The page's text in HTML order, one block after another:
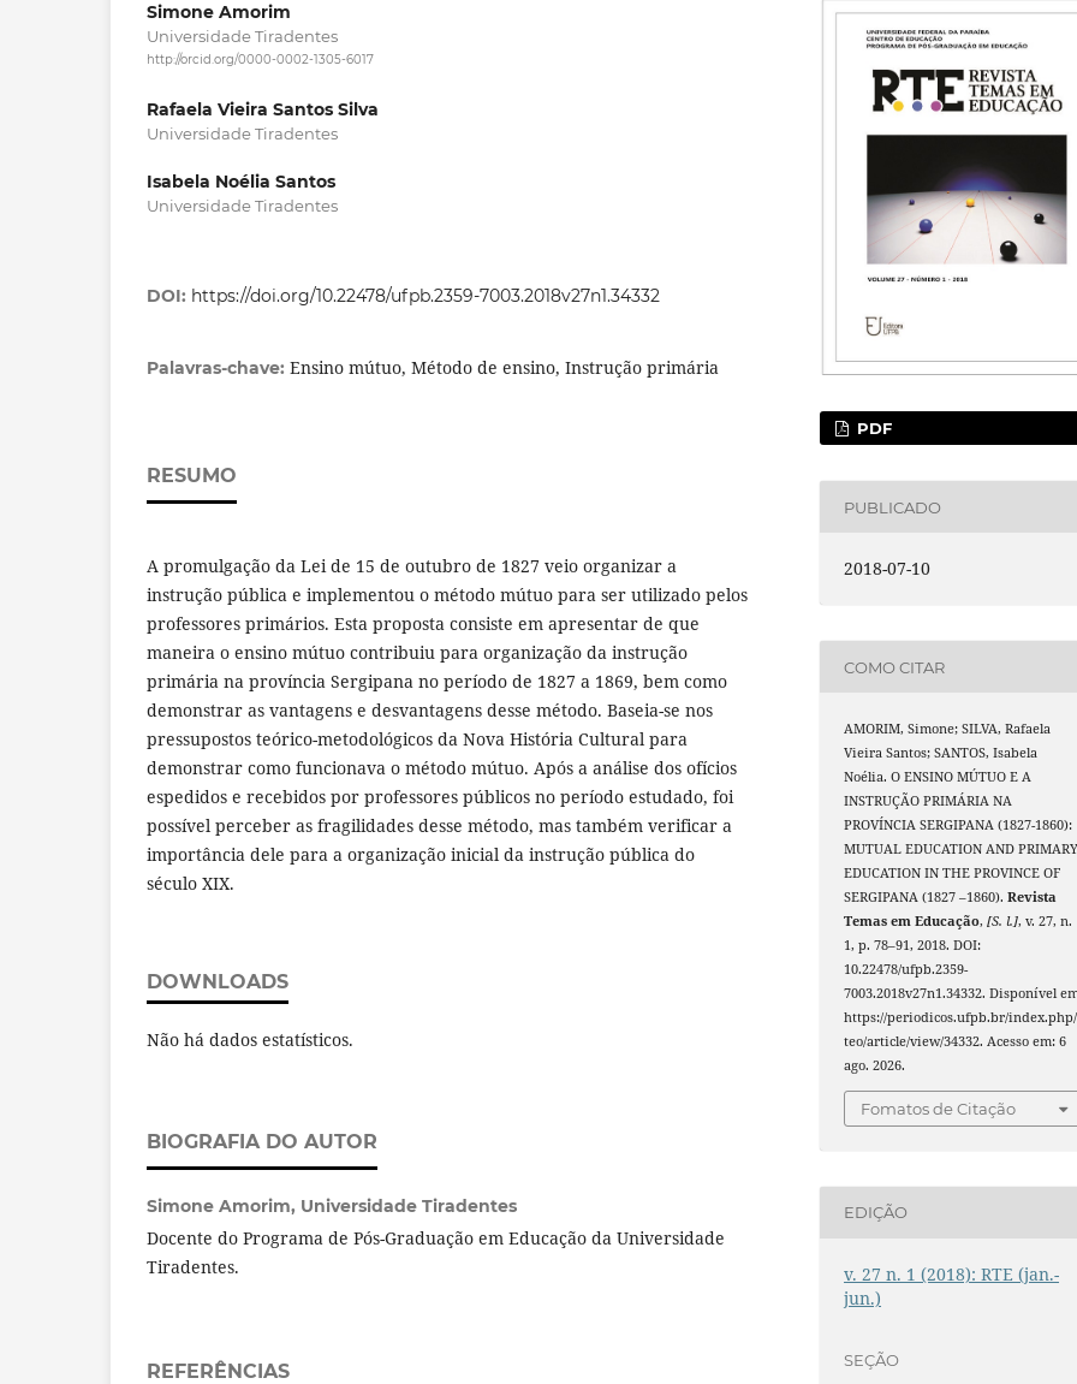
Simone Amorim
Universidade Tiradentes
http://orcid.org/0000-0002-1305-6017
Rafaela Vieira Santos Silva
Universidade Tiradentes
Isabela Noélia Santos
Universidade Tiradentes
DOI: https://doi.org/10.22478/ufpb.2359-7003.2018v27n1.34332
Palavras-chave: Ensino mútuo, Método de ensino, Instrução primária
RESUMO
A promulgação da Lei de 15 de outubro de 1827 veio organizar a
instrução pública e implementou o método mútuo para ser utilizado pelos
professores primários. Esta proposta consiste em apresentar de que
maneira o ensino mútuo contribuiu para organização da instrução
primária na província Sergipana no período de 1827 a 1869, bem como
demonstrar as vantagens e desvantagens desse método. Baseia-se nos
pressupostos teórico-metodológicos da Nova História Cultural para
demonstrar como funcionava o método mútuo. Após a análise dos ofícios
espedidos e recebidos por professores públicos no período estudado, foi
possível perceber as fragilidades desse método, mas também verificar a
importância dele para a organização inicial da instrução pública do
século XIX.
DOWNLOADS
Não há dados estatísticos.
BIOGRAFIA DO AUTOR
Simone Amorim, Universidade Tiradentes
Docente do Programa de Pós-Graduação em Educação da Universidade
Tiradentes.
REFERÊNCIAS
PDF
PUBLICADO
2018-07-10
COMO CITAR
AMORIM, Simone; SILVA, Rafaela
Vieira Santos; SANTOS, Isabela
Noélia. O ENSINO MÚTUO E A
INSTRUÇÃO PRIMÁRIA NA
PROVÍNCIA SERGIPANA (1827-1860):
MUTUAL EDUCATION AND
EDUCATION IN THE PROVINCE OF
SERGIPANA (1827 –1860).Revista
Temas em Educação,[S. l.], v. 27, n.
1, p. 78–91, 2018. DOI:
10.22478/ufpb.2359-
7003.2018v27n1.34332. Disponível
https://periodicos.ufpb.br/
teo/article/view/34332. Acesso em: 6
ago. 2026.
Fomatos de Citação
EDIÇÃO
v. 27 n. 1 (2018): RTE (jan.-
jun.)
SEÇÃO